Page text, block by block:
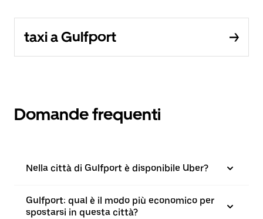
taxi a Gulfport
Domande frequenti
Nella città di Gulfport è disponibile Uber?
Gulfport: qual è il modo più economico per
spostarsi in questa città?